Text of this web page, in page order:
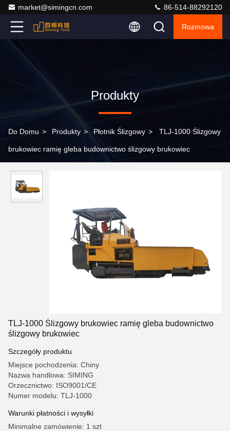
market@simingcn.com 86-514-88292120
Rozmowa
Produkty
Do Domu > Produkty > Płotnik Ślizgowy > TLJ-1000 Ślizgowy
brukowiec ramię gleba budownictwo ślizgowy brukowiec
TLJ-1000 Ślizgowy brukowiec ramię gleba budownictwo
ślizgowy brukowiec
Szczegóły produktu
Miejsce pochodzenia: Chiny
Nazwa handlowa: SIMING
Orzecznictwo: ISO9001/CE
Numer modelu: TLJ-1000
Warunki płatności i wysyłki
Minimalne zamówienie: 1 szt